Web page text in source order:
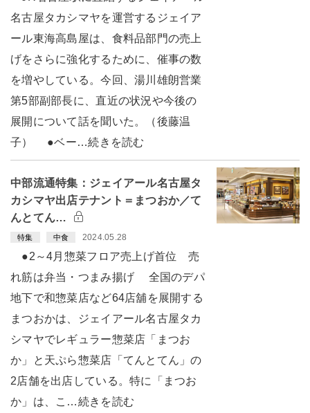
名古屋タカシマヤを運営するジェイア
ール東海高島屋は、食料品部門の売上
げをさらに強化するために、催事の数
を増やしている。今回、湯川雄朗営業
第5部副部長に、直近の状況や今後の
展開について話を聞いた。（後藤温
子） ●ベー…続きを読む
中部流通特集：ジェイアール名古屋タ
カシマヤ出店テナント＝まつおか／て
んとてん…
特集 中食 2024.05.28
●2～4月惣菜フロア売上げ首位 売
れ筋は弁当・つまみ揚げ 全国のデパ
地下で和惣菜店など64店舖を展開する
まつおかは、ジェイアール名古屋タカ
シマヤでレギュラー惣菜店「まつお
か」と天ぷら惣菜店「てんとてん」の
2店舗を出店している。特に「まつお
か」は、こ…続きを読む